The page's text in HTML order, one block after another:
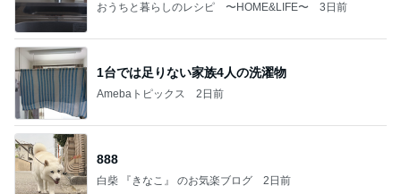
おうちと暮らしのレシピ 〜HOME&LIFE〜 3日前
1台では足りない家族4人の洗濯物
Amebaトピックス 2日前
888
白柴 『きなこ』 のお気楽ブログ 2日前